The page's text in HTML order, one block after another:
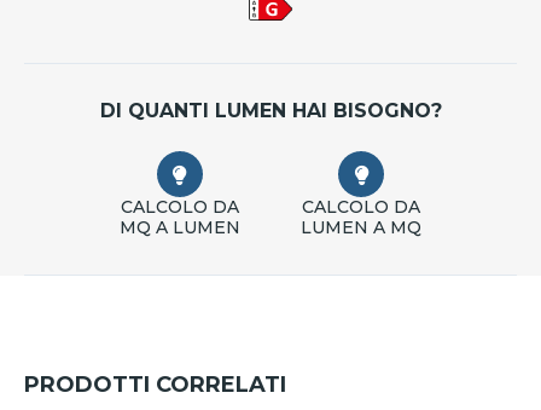
DI QUANTI LUMEN HAI BISOGNO?
CALCOLO DA
MQ A LUMEN
CALCOLO DA
LUMEN A MQ
PRODOTTI CORRELATI